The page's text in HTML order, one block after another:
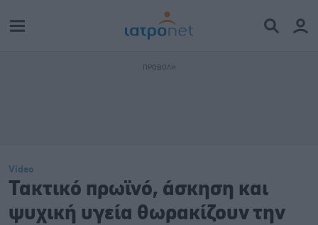
Video
Τακτικό πρωϊνό, άσκηση και
ψυχική υγεία θωρακίζουν την